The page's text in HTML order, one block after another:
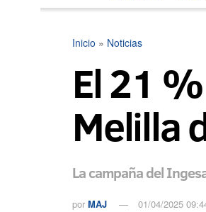
Inicio » Noticias
El 21
Melilla
La campaña del
por MAJ 01/04/2025